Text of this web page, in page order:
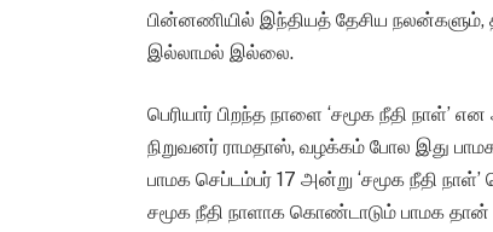
பின்னணியில் இந்தியத் தேசிய நலன்களும்,
இல்லாமல் இல்லை.
பெரியார் பிறந்த நாளை ‘சமூக நீதி நாள்’
நிறுவனர் ராமதாஸ், வழக்கம் போல இது
பாமக செப்டம்பர் 17 அன்று ‘சமூக நீதி
சமூக நீதி நாளாக கொண்டாடும் பாமக தான்